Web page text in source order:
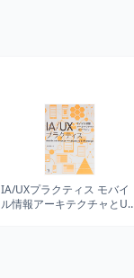
IA/UXプラクティス モバイ
ル情報アーキテクチャとUX